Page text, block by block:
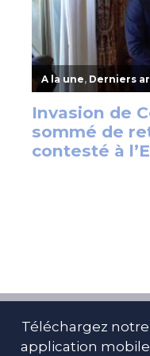
Téléchargez notre
application mobile